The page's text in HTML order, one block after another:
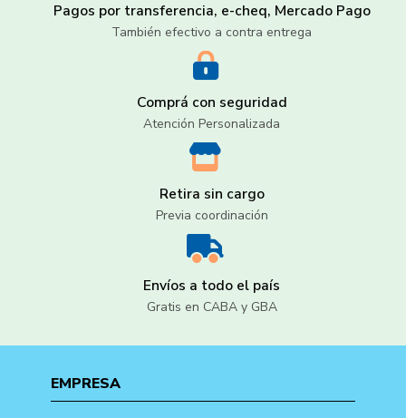
Pagos por transferencia, e-cheq, Mercado Pago
También efectivo a contra entrega
Comprá con seguridad
Atención Personalizada
Retira sin cargo
Previa coordinación
Envíos a todo el país
Gratis en CABA y GBA
EMPRESA